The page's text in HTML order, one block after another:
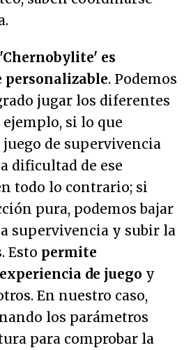
es
. Podemos
jugar los diferentes
si lo que
de supervivencia
dificultad de ese
todo lo contrario; si
pura, podemos bajar
supervivencia y subir la
Esto permite
de juego y
En nuestro caso,
los parámetros
para comprobar la